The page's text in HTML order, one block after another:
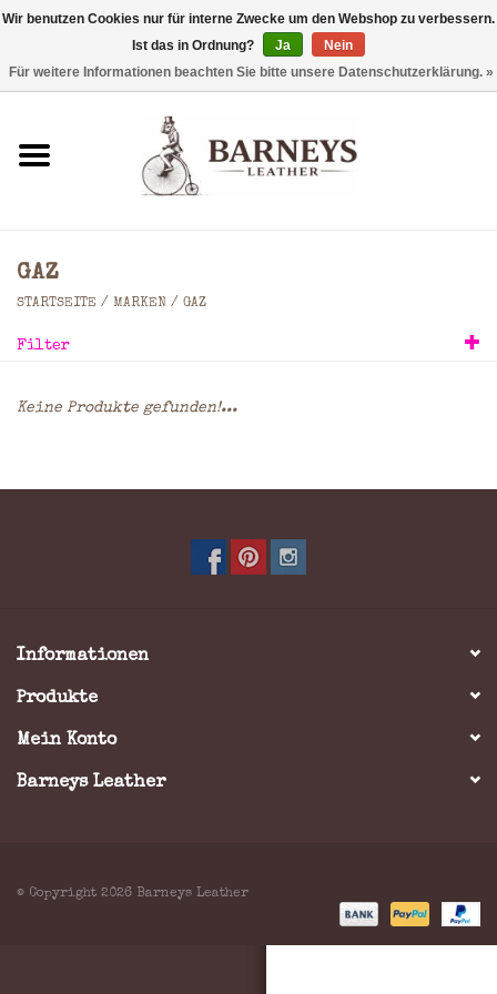
0 Artikel - €0,00
Geldbörse
Rucksäcke
GAZ
STARTSEITE / MARKEN / GAZ
Filter
Keine Produkte gefunden!...
Informationen
Produkte
Mein Konto
Barneys Leather
Wir benutzen Cookies nur für interne Zwecke um den Webshop zu verbessern.
Ist das in Ordnung?
Ja
Nein
Für weitere Informationen beachten Sie bitte unsere Datenschutzerklärung. »